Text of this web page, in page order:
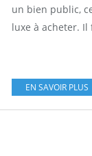
un bien public,
luxe à acheter. Il
EN SAVOIR PLUS